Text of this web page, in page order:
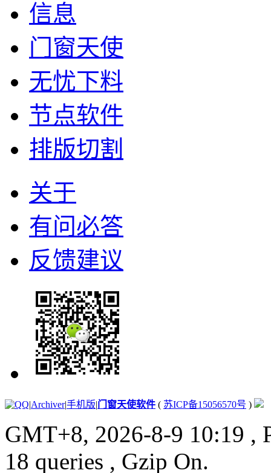
信息
门窗天使
无忧下料
节点软件
排版切割
关于
有问必答
反馈建议
|Archiver|手机版|门窗天使软件 ( 苏ICP备15056570号 )
GMT+8, 2026-8-9 10:19 ,
18 queries , Gzip On.